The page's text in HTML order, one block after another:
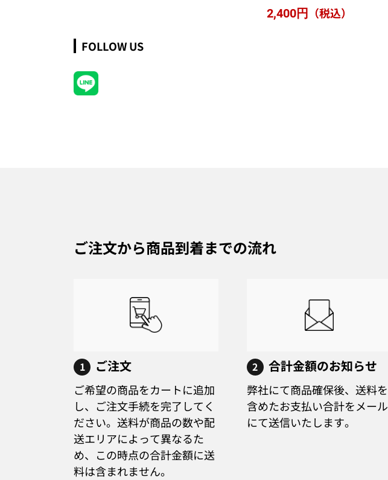
FOLLOW US
2,400円
（税込）
ご注文から商品到着までの流れ
1 ご注文
ご希望の商品をカートに追加
し、ご注文手続を完了してく
ださい。送料が商品の数や配
送エリアによって異なるた
め、この時点の合計金額に送
料は含まれません。
2 合計金額のお知らせ
弊社にて商品確保後、送料を
含めたお支払い合計をメール
にて送信いたします。